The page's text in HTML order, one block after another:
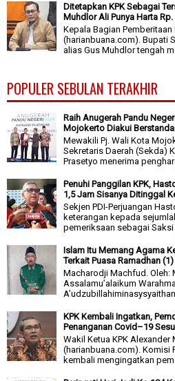
Ditetapkan KPK Sebagai
Muhdlor Ali Punya Harta
Kepala Bagian Pemberitaan
(harianbuana.com). Bupati
alias Gus Muhdlor tengah
POPULER SEBULAN TERAKHIR
Raih Anugerah Pandu
Mojokerto Diakui
Mewakili Pj. Wali Kota
Sekretaris Daerah (Sekda)
Prasetyo menerima
Penuhi Panggilan KPK,
1,5 Jam Sisanya Ditinggal
Sekjen PDI-Perjuangan
keterangan kepada
pemeriksaan sebagai Saksi
Islam Itu Memang Agama
Terkait Puasa Ramadhan (1)
Macharodji Machfud. Oleh:
Assalamu’alaikum
KPK Kembali Ingatkan,
Penanganan Covid–19
Wakil Ketua KPK Alexander
(harianbuana.com). Komisi
kembali mengingatkan